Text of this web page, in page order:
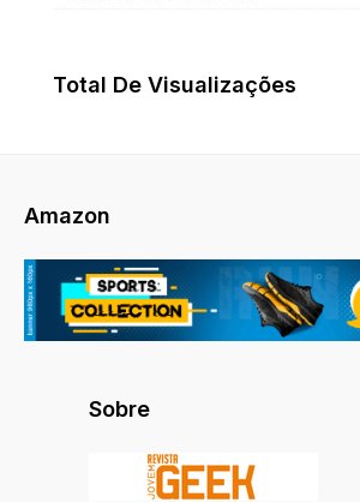
Total De Visualizações
Amazon
Sobre